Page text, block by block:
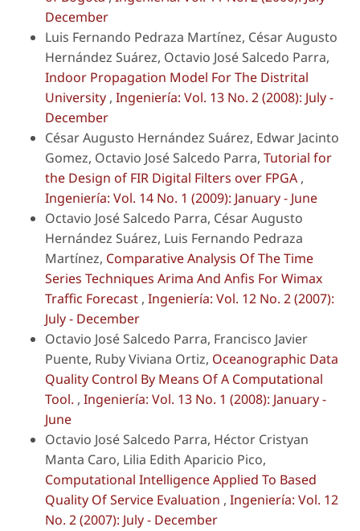
December
Luis Fernando Pedraza Martínez, César Augusto
Hernández Suárez, Octavio José Salcedo Parra,
Indoor Propagation Model For The Distrital
University , Ingeniería: Vol. 13 No. 2 (2008): July -
December
César Augusto Hernández Suárez, Edwar Jacinto
Gomez, Octavio José Salcedo Parra, Tutorial for
the Design of FIR Digital Filters over FPGA ,
Ingeniería: Vol. 14 No. 1 (2009): January - June
Octavio José Salcedo Parra, César Augusto
Hernández Suárez, Luis Fernando Pedraza
Martínez, Comparative Analysis Of The Time
Series Techniques Arima And Anfis For Wimax
Traffic Forecast , Ingeniería: Vol. 12 No. 2 (2007):
July - December
Octavio José Salcedo Parra, Francisco Javier
Puente, Ruby Viviana Ortiz, Oceanographic Data
Quality Control By Means Of A Computational
Tool. , Ingeniería: Vol. 13 No. 1 (2008): January -
June
Octavio José Salcedo Parra, Héctor Cristyan
Manta Caro, Lilia Edith Aparicio Pico,
Computational Intelligence Applied To Based
Quality Of Service Evaluation , Ingeniería: Vol. 12
No. 2 (2007): July - December